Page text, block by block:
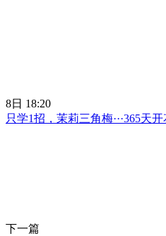
8日 18:20
只学1招，茉莉三角梅···365天
下一篇